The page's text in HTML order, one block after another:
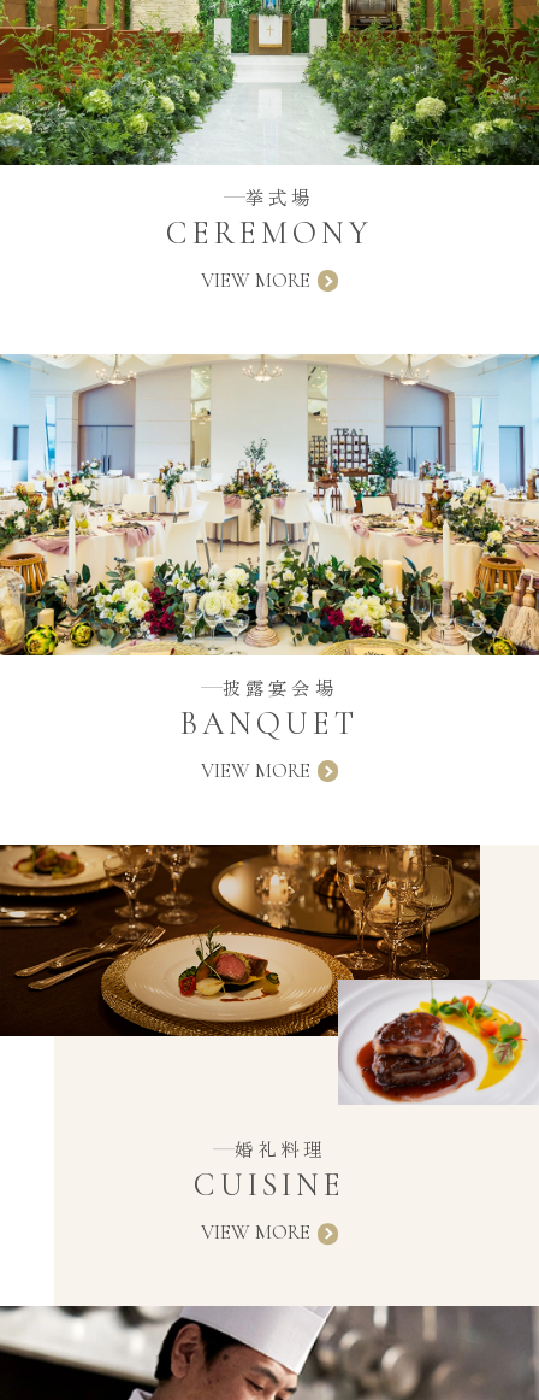
挙式場
CEREMONY
VIEW MORE
披露宴会場
BANQUET
VIEW MORE
婚礼料理
CUISINE
VIEW MORE